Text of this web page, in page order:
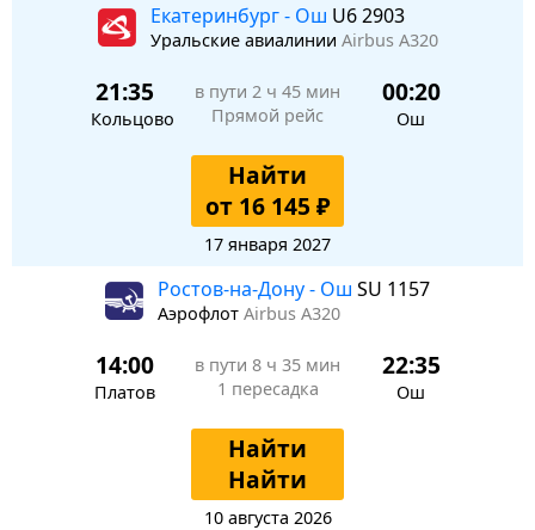
Екатеринбург - Ош U6 2903
Уральские авиалинии Airbus A320
21:35
Кольцово
в пути 2 ч 45 мин
Прямой рейс
00:20
Ош
Найти
от 16 145 ₽
17 января 2027
Ростов-на-Дону - Ош SU 1157
Аэрофлот Airbus A320
14:00
Платов
в пути 8 ч 35 мин
1 пересадка
22:35
Ош
Найти
Найти
10 августа 2026